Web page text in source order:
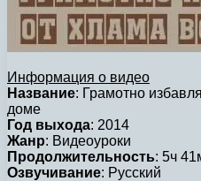
Информация о видео
Название: Грамотно
доме
Год выхода: 2014
Жанр: Видеоуроки
Продолжительность: 5ч
Озвучивание: Русский